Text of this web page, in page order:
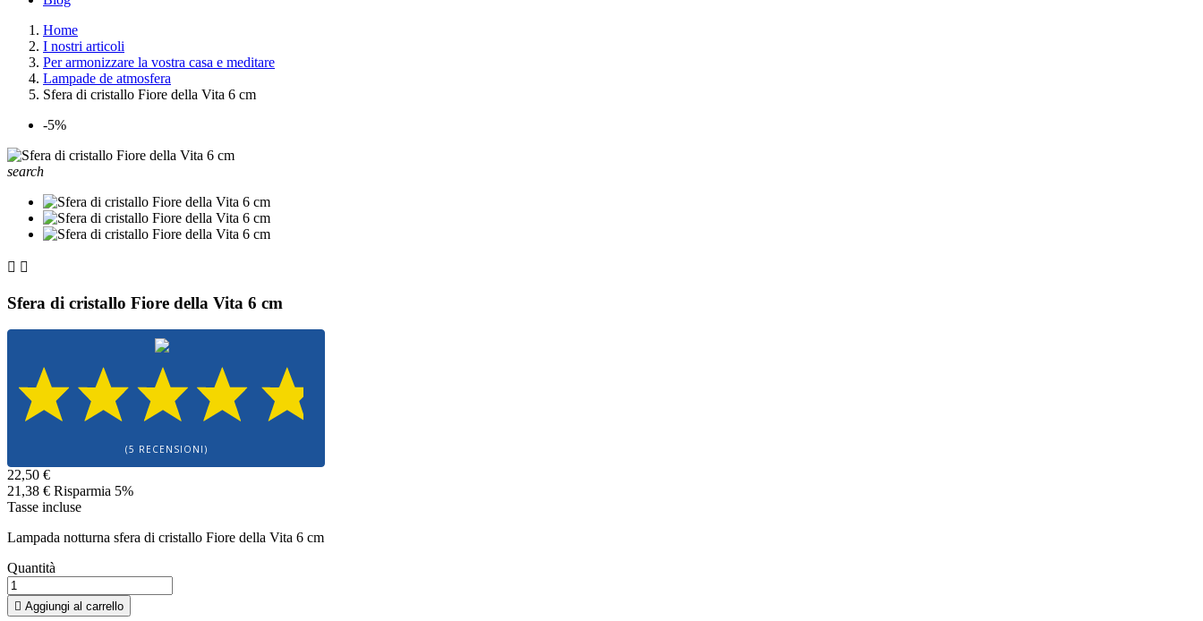
Home
I nostri articoli
Per armonizzare la vostra casa e meditare
Lampade de atmosfera
Sfera di cristallo Fiore della Vita 6 cm
-5%
search
 
Sfera di cristallo Fiore della Vita 6 cm
(5 RECENSIONI)
22,50 €
21,38 € Risparmia 5%
Tasse incluse
Lampada notturna sfera di cristallo Fiore della Vita 6 cm
Quantità
 Aggiungi al carrello